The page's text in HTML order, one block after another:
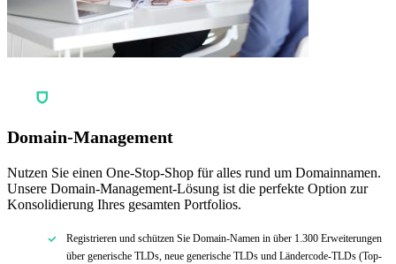
Domain-Management
Nutzen Sie einen One-Stop-Shop für alles rund um Domainnamen.
Unsere Domain-Management-Lösung ist die perfekte Option zur
Konsolidierung Ihres gesamten Portfolios.
Registrieren und schützen Sie Domain-Namen in über 1.300 Erweiterungen
über generische TLDs, neue generische TLDs und Ländercode-TLDs (Top-